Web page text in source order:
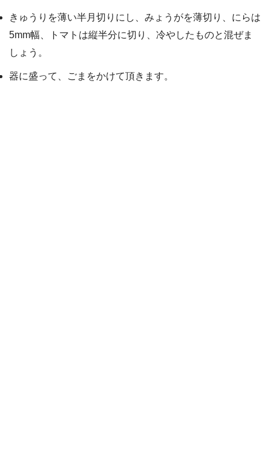
きゅうりを薄い半月切りにし、みょうがを薄切り、にらは
5mm幅、トマトは縦半分に切り、冷やしたものと混ぜま
しょう。
器に盛って、ごまをかけて頂きます。